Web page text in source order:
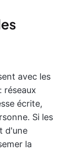
avec les
réseaux
écrite,
Si les
d'une
la